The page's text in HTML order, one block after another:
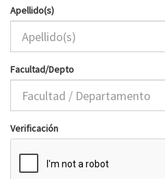
Apellido(s)
Facultad/Depto
Verificación